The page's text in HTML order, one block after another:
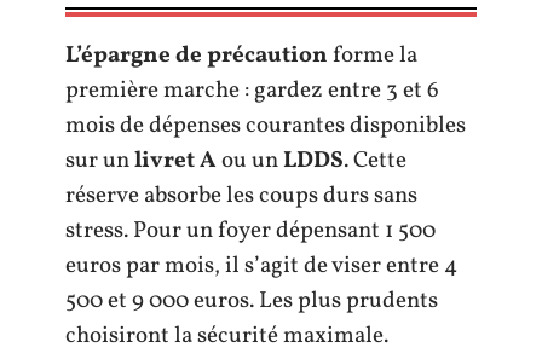
L’épargne de précautionforme la
première marche : gardez entre 3 et 6
mois de dépenses courantes disponibles
sur unlivret Aou unLDDS. Cette
réserve absorbe les coups durs sans
stress. Pour un foyer dépensant 1 500
euros par mois, il s’agit de viser entre 4
500 et 9 000 euros. Les plus prudents
choisiront la sécurité maximale.